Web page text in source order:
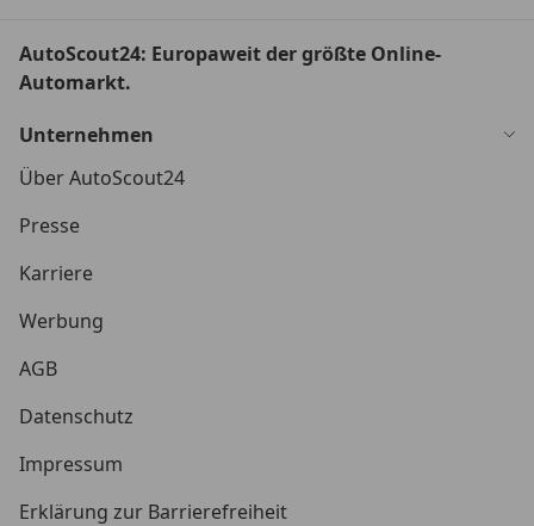
AutoScout24: Europaweit der größte Online-
Automarkt.
Unternehmen
Über AutoScout24
Presse
Karriere
Werbung
AGB
Datenschutz
Impressum
Erklärung zur Barrierefreiheit